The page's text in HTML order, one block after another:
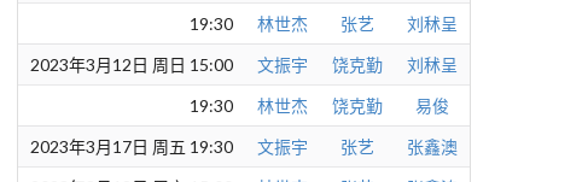
19:30
林世杰 张艺
刘秫呈
2023年3月12日 周日 15:00
文振宇 饶克勤
刘秫呈
19:30
林世杰 饶克勤
易俊
2023年3月17日 周五 19:30
文振宇 张艺
张鑫澳